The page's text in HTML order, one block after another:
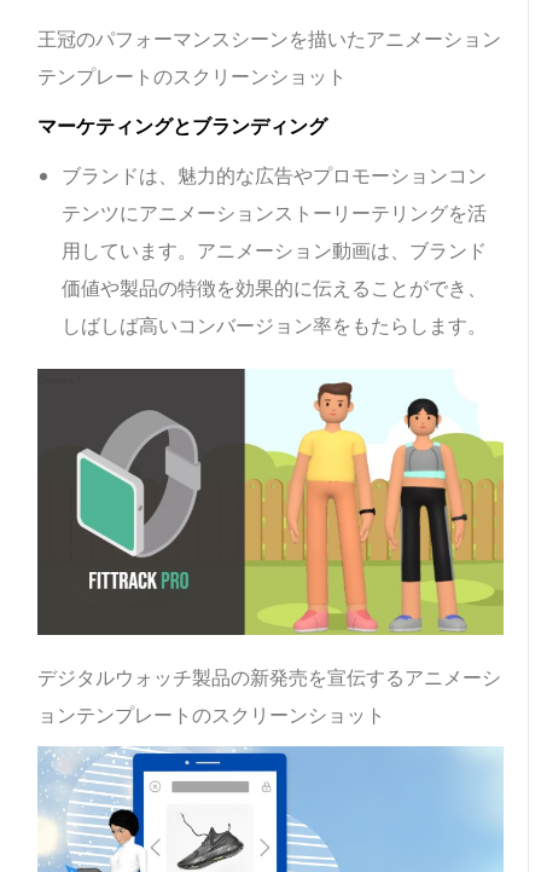
王冠のパフォーマンスシーンを描いたアニメーション
テンプレートのスクリーンショット
マーケティングとブランディング
ブランドは、魅力的な広告やプロモーションコン
テンツにアニメーションストーリーテリングを活
用しています。アニメーション動画は、ブランド
価値や製品の特徴を効果的に伝えることができ、
しばしば高いコンバージョン率をもたらします。
デジタルウォッチ製品の新発売を宣伝するアニメーシ
ョンテンプレートのスクリーンショット